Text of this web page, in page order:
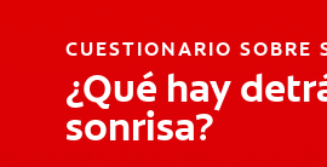
CUESTIONARIO SOBRE
¿Qué hay
sonrisa?